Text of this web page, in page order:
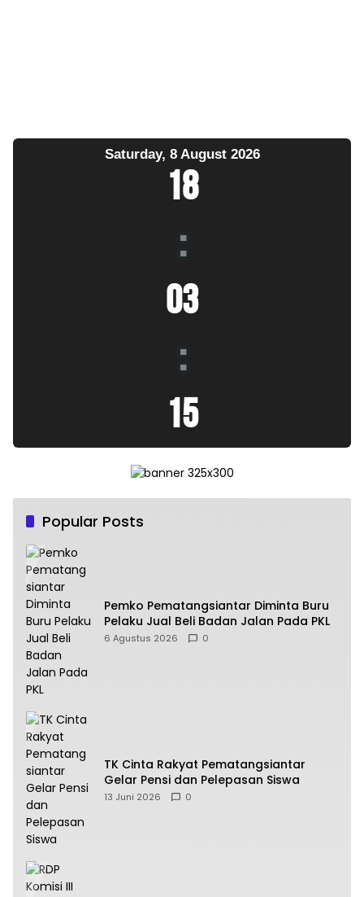
Saturday, 8 August 2026
18
:
03
:
16
Popular Posts
Pemko Pematangsiantar Diminta Buru
Pelaku Jual Beli Badan Jalan Pada PKL
6 Agustus 2026 0
TK Cinta Rakyat Pematangsiantar
Gelar Pensi dan Pelepasan Siswa
13 Juni 2026 0